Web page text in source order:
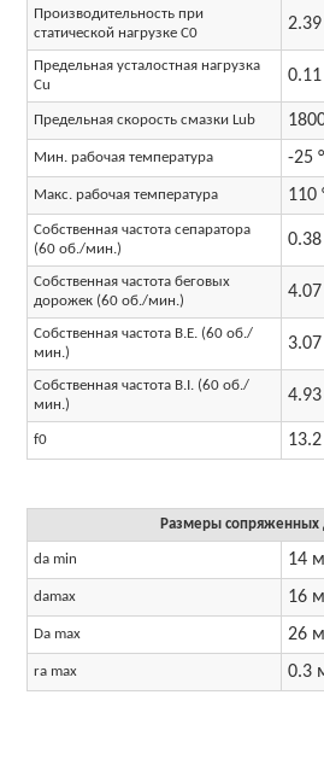
Производительность при
статической нагрузке C0
Предельная усталостная нагрузка
Cu
Предельная скорость смазки Lub
Мин. рабочая температура -25
Макс. рабочая температура 110
Собственная частота сепаратора
(60 об./мин.)
Собственная частота беговых
дорожек (60 об./мин.)
Собственная частота B.E. (60 об./
мин.)
Собственная частота B.I. (60 об./
мин.)
f0 13.2
Размеры сопряженных
da min 14
damax 16
Da max 26
ra max 0.3